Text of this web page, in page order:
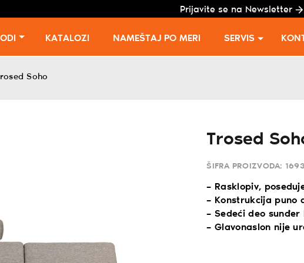
Prijavite se na Newsletter
KATALOZI NAMEŠTAJ PO MERI SERVIS
Soho
Trosed
ŠIFRA PROIZVODA:
– Rasklopiv,
– Konstrukcija puno
– Sedeći deo
– Glavonaslon nije